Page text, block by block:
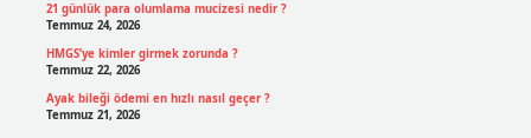
21 günlük para olumlama mucizesi nedir ?
Temmuz 24, 2026
HMGS’ye kimler girmek zorunda ?
Temmuz 22, 2026
Ayak bileği ödemi en hızlı nasıl geçer ?
Temmuz 21, 2026